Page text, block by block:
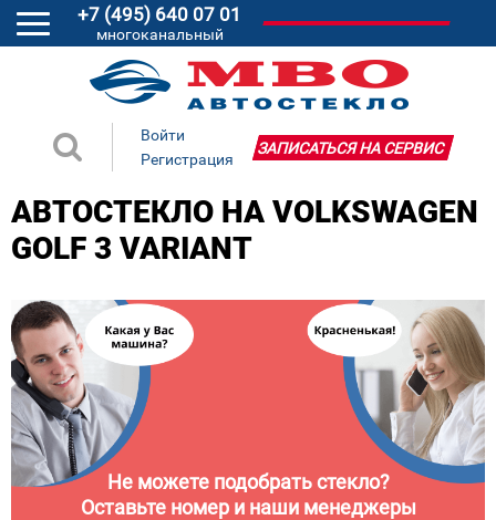
+7 (495) 640 07 01
многоканальный
Войти
Регистрация
ЗАПИСАТЬСЯ НА СЕРВИС
АВТОСТЕКЛО НА VOLKSWAGEN
GOLF 3 VARIANT
Не можете подобрать стекло?
Оставьте номер и наши менеджеры